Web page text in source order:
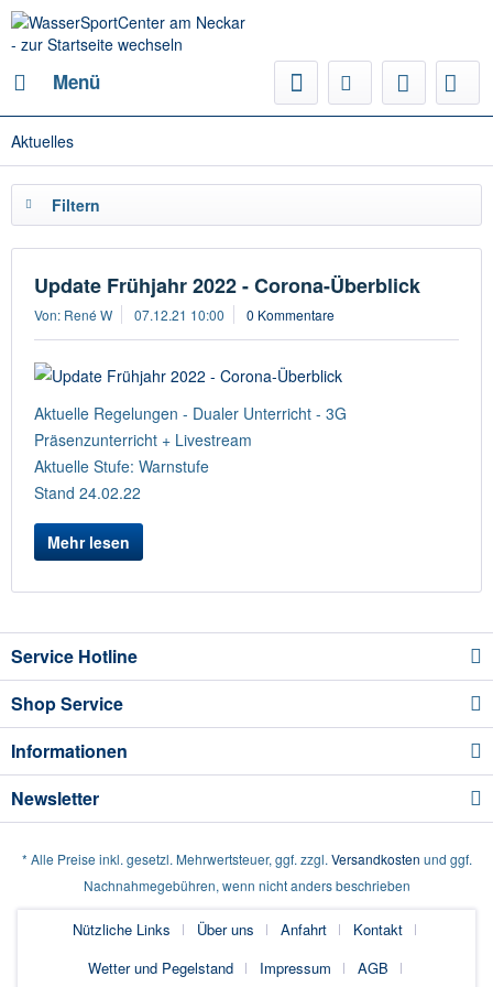
Menü
Aktuelles
Filtern
Update Frühjahr 2022 - Corona-Überblick
Von: René W 07.12.21 10:00 0 Kommentare
Aktuelle Regelungen - Dualer Unterricht - 3G
Präsenzunterricht + Livestream
Aktuelle Stufe: Warnstufe
Stand 24.02.22
Mehr lesen
Service Hotline
Shop Service
Informationen
Newsletter
* Alle Preise inkl. gesetzl. Mehrwertsteuer, ggf. zzgl. Versandkosten und ggf.
Nachnahmegebühren, wenn nicht anders beschrieben
Nützliche Links Über uns Anfahrt
Kontakt
Wetter und Pegelstand
Impressum AGB